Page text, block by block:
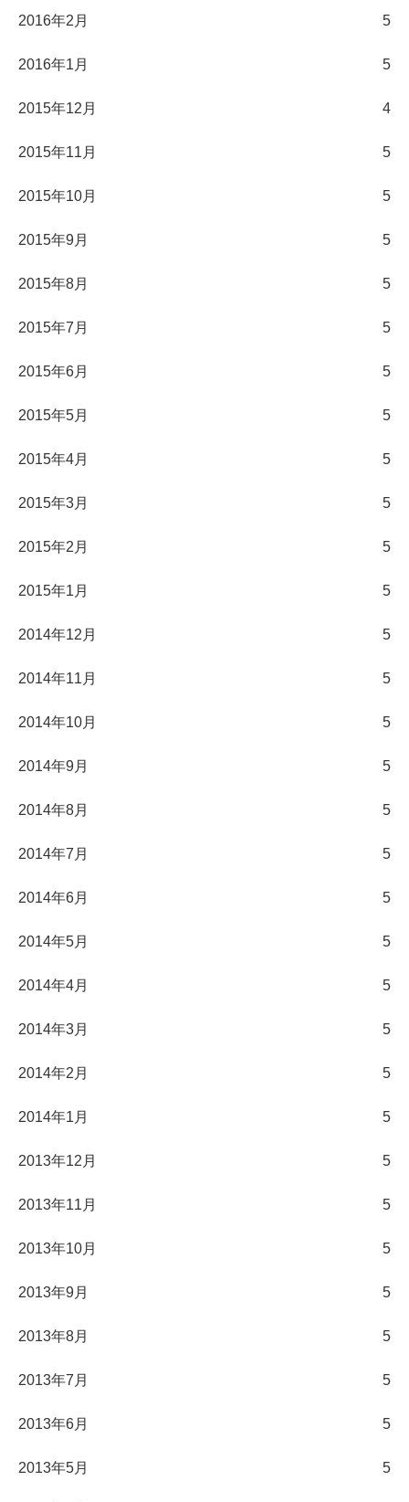
2016年2月 5
2016年1月 5
2015年12月 4
2015年11月 5
2015年10月 5
2015年9月 5
2015年8月 5
2015年7月 5
2015年6月 5
2015年5月 5
2015年4月 5
2015年3月 5
2015年2月 5
2015年1月 5
2014年12月 5
2014年11月 5
2014年10月 5
2014年9月 5
2014年8月 5
2014年7月 5
2014年6月 5
2014年5月 5
2014年4月 5
2014年3月 5
2014年2月 5
2014年1月 5
2013年12月 5
2013年11月 5
2013年10月 5
2013年9月 5
2013年8月 5
2013年7月 5
2013年6月 5
2013年5月 5